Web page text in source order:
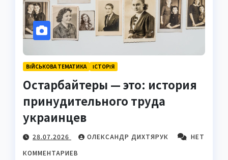
ВІЙСЬКОВА ТЕМАТИКА ІСТОРІЯ
Остарбайтеры — это: история
принудительного труда
украинцев
28.07.2026 ОЛЕКСАНДР ДИХТЯРУК
НЕТ
КОММЕНТАРИЕВ